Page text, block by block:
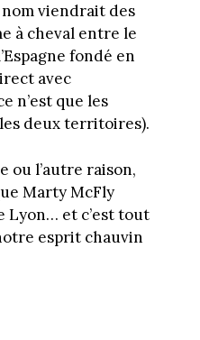
viendrait des
à cheval entre le
fondé en
avec
n’est que les
deux territoires).
ou l’autre raison,
Marty McFly
Lyon… et c’est tout
esprit chauvin